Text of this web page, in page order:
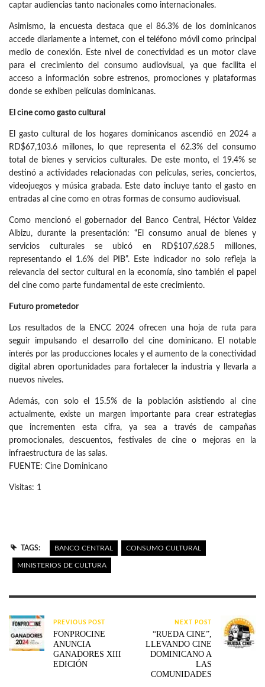
captar audiencias tanto nacionales como internacionales.
Asimismo, la encuesta destaca que el 86.3% de los dominicanos
accede diariamente a internet, con el teléfono móvil como principal
medio de conexión. Este nivel de conectividad es un motor clave
para el crecimiento del consumo audiovisual, ya que facilita el
acceso a información sobre estrenos, promociones y plataformas
donde se exhiben películas dominicanas.
El cine como gasto cultural
El gasto cultural de los hogares dominicanos ascendió en 2024 a
RD$67,103.6 millones, lo que representa el 62.3% del consumo
total de bienes y servicios culturales. De este monto, el 19.4% se
destinó a actividades relacionadas con películas, series, conciertos,
videojuegos y música grabada. Este dato incluye tanto el gasto en
entradas al cine como en otras formas de consumo audiovisual.
Como mencionó el gobernador del Banco Central, Héctor Valdez
Albizu, durante la presentación: “El consumo anual de bienes y
servicios culturales se ubicó en RD$107,628.5 millones,
representando el 1.6% del PIB”. Este indicador no solo refleja la
relevancia del sector cultural en la economía, sino también el papel
del cine como parte fundamental de este crecimiento.
Futuro prometedor
Los resultados de la ENCC 2024 ofrecen una hoja de ruta para
seguir impulsando el desarrollo del cine dominicano. El notable
interés por las producciones locales y el aumento de la conectividad
digital abren oportunidades para fortalecer la industria y llevarla a
nuevos niveles.
Además, con solo el 15.5% de la población asistiendo al cine
actualmente, existe un margen importante para crear estrategias
que incrementen esta cifra, ya sea a través de campañas
promocionales, descuentos, festivales de cine o mejoras en la
infraestructura de las salas.
FUENTE: Cine Dominicano
Visitas: 1
TAGS: BANCO CENTRAL CONSUMO CULTURAL
MINISTERIOS DE CULTURA
PREVIOUS POST
FONPROCINE
ANUNCIA
GANADORES XIII
EDICIÓN
NEXT POST
“RUEDA CINE”,
LLEVANDO CINE
DOMINICANO A
LAS
COMUNIDADES